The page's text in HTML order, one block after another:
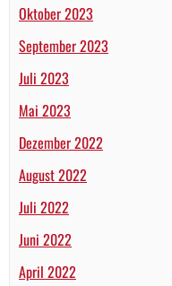
Oktober 2023
September 2023
Juli 2023
Mai 2023
Dezember 2022
August 2022
Juli 2022
Juni 2022
April 2022